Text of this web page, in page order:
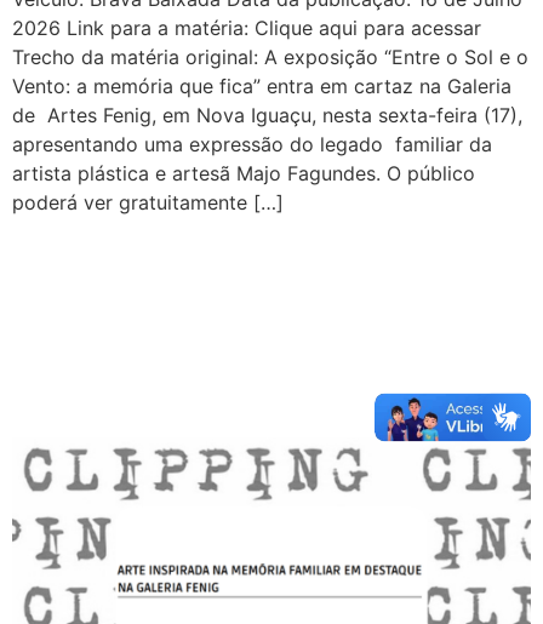
2026 Link para a matéria: Clique aqui para acessar
Trecho da matéria original: A exposição “Entre o Sol e o
Vento: a memória que fica” entra em cartaz na Galeria
de Artes Fenig, em Nova Iguaçu, nesta sexta-feira (17),
apresentando uma expressão do legado familiar da
artista plástica e artesã Majo Fagundes. O público
poderá ver gratuitamente […]